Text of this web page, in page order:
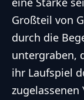
Großteil von
durch die
untergraben,
ihr Laufspiel
zugelassenen